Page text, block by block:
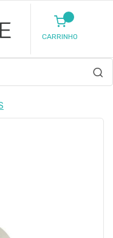
CARRINHO